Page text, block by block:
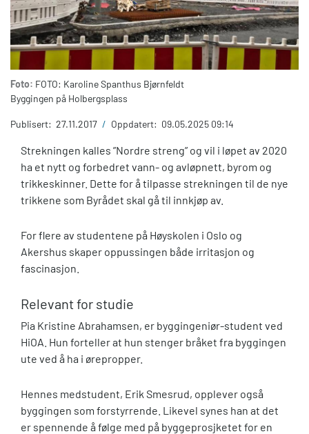
Foto: FOTO: Karoline Spanthus Bjørnfeldt
Byggingen på Holbergsplass
Publisert: 27.11.2017 / Oppdatert: 09.05.2025 09:14
Strekningen kalles ”Nordre streng” og vil i løpet av 2020
ha et nytt og forbedret vann- og avløpnett, byrom og
trikkeskinner. Dette for å tilpasse strekningen til de nye
trikkene som Byrådet skal gå til innkjøp av.
For flere av studentene på Høyskolen i Oslo og
Akershus skaper oppussingen både irritasjon og
fascinasjon.
Relevant for studie
Pia Kristine Abrahamsen, er byggingeniør-student ved
HiOA. Hun forteller at hun stenger bråket fra byggingen
ute ved å ha i ørepropper.
Hennes medstudent, Erik Smesrud, opplever også
byggingen som forstyrrende. Likevel synes han at det
er spennende å følge med på byggeprosjketet for en